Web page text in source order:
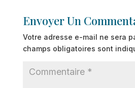
Envoyer Un
Votre adresse e-mail ne sera
champs obligatoires sont